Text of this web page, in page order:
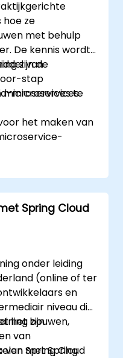
ze
met behulp
De kennis wordt
van
stap
microservices.
zijn de
microservices te
het maken van
te
met
met
Spring Cloud API
Spring Cloud
onder leiding
(online of ter
en
niveau die
het bouwen,
van
Spring Cloud
zijn
met Spring